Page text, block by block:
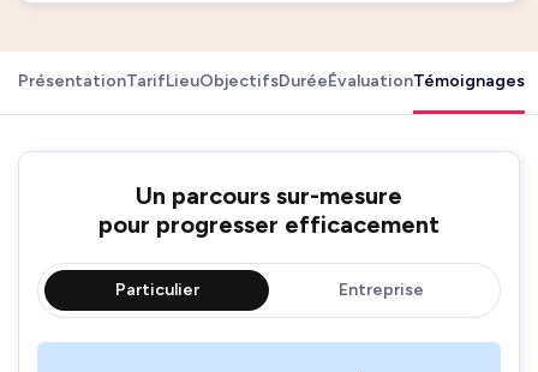
PrésentationTarifLieuObjectifsDuréeÉvaluationTémoignages
Un parcours sur-mesure
pour progresser efficacement
Particulier Entreprise